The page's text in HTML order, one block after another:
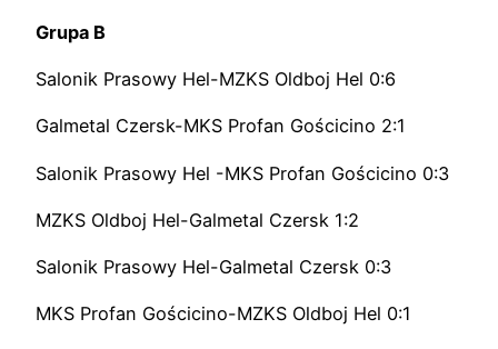
Grupa B
Salonik Prasowy Hel-MZKS Oldboj Hel 0:6
Galmetal Czersk-MKS Profan Gościcino 2:1
Salonik Prasowy Hel -MKS Profan Gościcino 0:3
MZKS Oldboj Hel-Galmetal Czersk 1:2
Salonik Prasowy Hel-Galmetal Czersk 0:3
MKS Profan Gościcino-MZKS Oldboj Hel 0:1